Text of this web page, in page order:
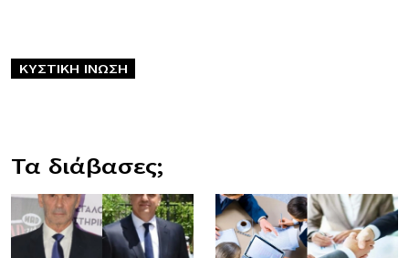
ΚΥΣΤΙΚΗ ΙΝΩΣΗ
Τα διάβασες;